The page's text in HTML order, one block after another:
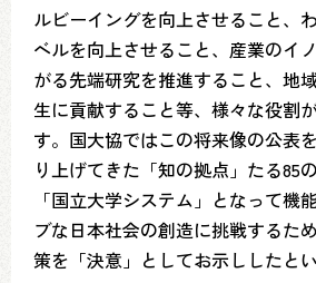
ルビーイングを向上させること、
ベルを向上させること、産業のイ
がる先端研究を推進すること、地
生に貢献すること等、様々な役割
す。国大協ではこの将来像の公表
り上げてきた「知の拠点」たる85
「国立大学システム」となって機
ブな日本社会の創造に挑戦するた
策を「決意」としてお示ししたと